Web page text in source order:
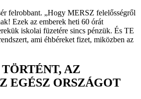
felrobbant. „Hogy MERSZ felelősségről
Ezek az emberek heti 60 órát
iskolai füzetére sincs pénzük. És TE
ami éhbéreket fizet, miközben az
AZ
EGÉSZ ORSZÁGOT